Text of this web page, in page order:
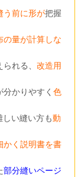
う前に形が把握
の量が計算しな
られる、改造用
分かりやすく色
い縫い方も動
かく説明書を書
部分縫いページ